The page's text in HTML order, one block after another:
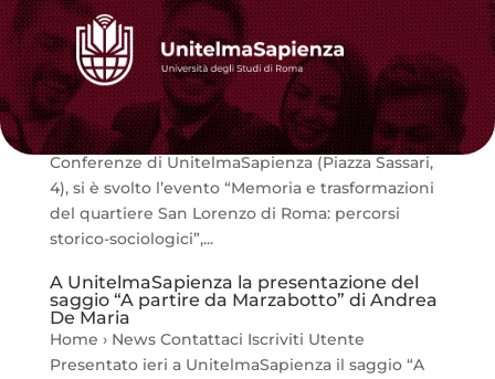
Memoria e trasformazioni del quartiere San
Lorenzo di Roma
Home › News Contattaci Iscriviti Utente Giovedì
18 giugno 2026, alle ore 11:00 presso la Sala
Conferenze di UnitelmaSapienza (Piazza Sassari,
4), si è svolto l’evento “Memoria e trasformazioni
del quartiere San Lorenzo di Roma: percorsi
storico-sociologici”,...
A UnitelmaSapienza la presentazione del
saggio “A partire da Marzabotto” di Andrea
De Maria
Home › News Contattaci Iscriviti Utente
Presentato ieri a UnitelmaSapienza il saggio “A